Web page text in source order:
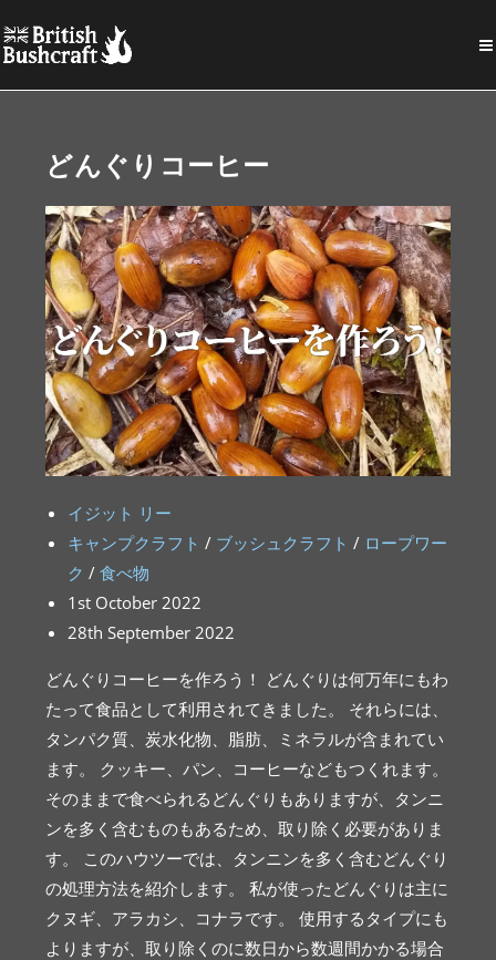
どんぐりコーヒー
イジット リー
キャンプクラフト / ブッシュクラフト / ロープワー
ク / 食べ物
1st October 2022
28th September 2022
どんぐりコーヒーを作ろう！ どんぐりは何万年にもわ
たって食品として利用されてきました。 それらには、
タンパク質、炭水化物、脂肪、ミネラルが含まれてい
ます。 クッキー、パン、コーヒーなどもつくれます。
そのままで食べられるどんぐりもありますが、タンニ
ンを多く含むものもあるため、取り除く必要がありま
す。 このハウツーでは、タンニンを多く含むどんぐり
の処理方法を紹介します。 私が使ったどんぐりは主に
クヌギ、アラカシ、コナラです。 使用するタイプにも
よりますが、取り除くのに数日から数週間かかる場合